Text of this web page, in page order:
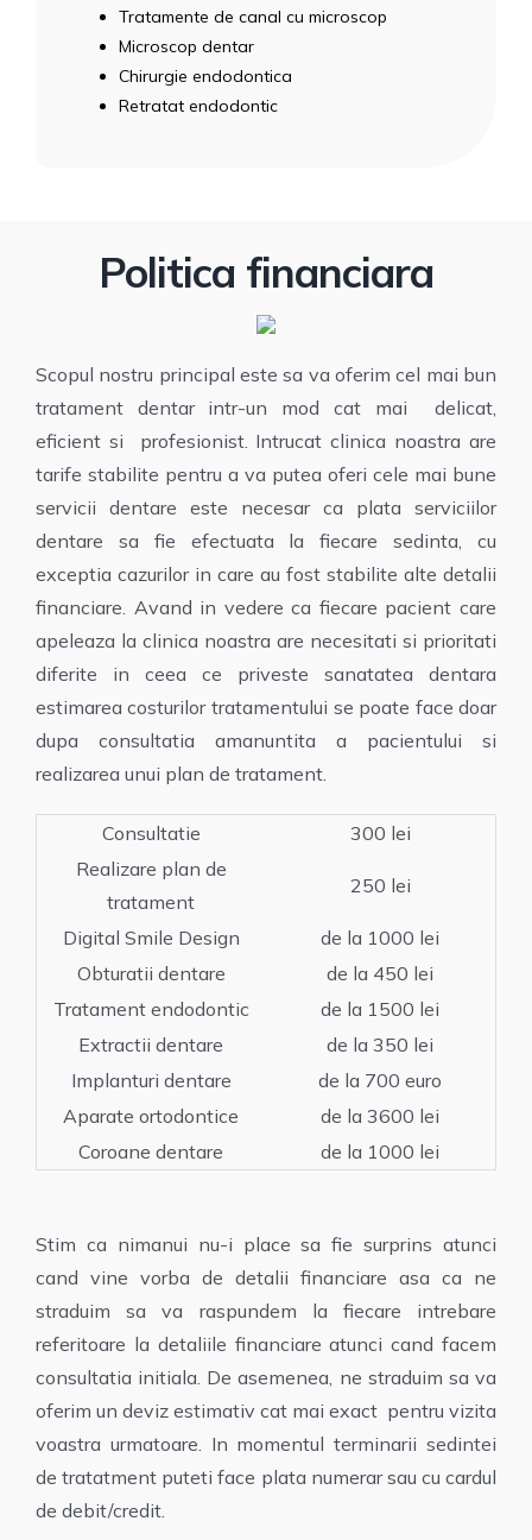
Tratamente de canal cu microscop
Microscop dentar
Chirurgie endodontica
Retratat endodontic
Politica financiara
Scopul nostru principal este sa va oferim cel mai bun
tratament dentar intr-un mod cat mai delicat,
eficient si profesionist. Intrucat clinica noastra are
tarife stabilite pentru a va putea oferi cele mai bune
servicii dentare este necesar ca plata serviciilor
dentare sa fie efectuata la fiecare sedinta, cu
exceptia cazurilor in care au fost stabilite alte detalii
financiare. Avand in vedere ca fiecare pacient care
apeleaza la clinica noastra are necesitati si prioritati
diferite in ceea ce priveste sanatatea dentara
estimarea costurilor tratamentului se poate face doar
dupa consultatia amanuntita a pacientului si
realizarea unui plan de tratament.
Consultatie
300 lei
Realizare plan de
tratament
250 lei
Digital Smile Design
de la 1000 lei
Obturatii dentare
de la 450 lei
Tratament endodontic
de la 1500 lei
Extractii dentare
de la 350 lei
Implanturi dentare
de la 700 euro
Aparate ortodontice
de la 3600 lei
Coroane dentare
de la 1000 lei
Stim ca nimanui nu-i place sa fie surprins atunci
cand vine vorba de detalii financiare asa ca ne
straduim sa va raspundem la fiecare intrebare
referitoare la detaliile financiare atunci cand facem
consultatia initiala. De asemenea, ne straduim sa va
oferim un deviz estimativ cat mai exact pentru vizita
voastra urmatoare. In momentul terminarii sedintei
de tratatment puteti face plata numerar sau cu cardul
de debit/credit.